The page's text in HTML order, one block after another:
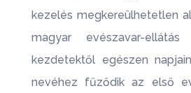
kezelés megkereülhetetlen
magyar evészavar-
kezdetektől egészen
nevéhez fűződik az első